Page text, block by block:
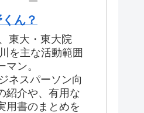
ん？
東大・東大院
を主な活動範囲
マン。
ネスパーソン向
紹介や、有用な
用書のまとめを